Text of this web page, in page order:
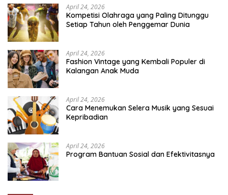
April 24, 2026
Kompetisi Olahraga yang Paling Ditunggu
Setiap Tahun oleh Penggemar Dunia
April 24, 2026
Fashion Vintage yang Kembali Populer di
Kalangan Anak Muda
April 24, 2026
Cara Menemukan Selera Musik yang Sesuai
Kepribadian
April 24, 2026
Program Bantuan Sosial dan Efektivitasnya